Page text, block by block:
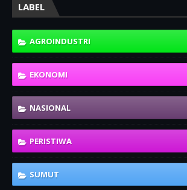
LABEL
AGROINDUSTRI
EKONOMI
NASIONAL
PERISTIWA
SUMUT